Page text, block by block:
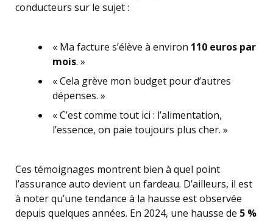
conducteurs sur le sujet :
« Ma facture s’élève à environ 110 euros par
mois. »
« Cela grève mon budget pour d’autres
dépenses. »
« C’est comme tout ici : l’alimentation,
l’essence, on paie toujours plus cher. »
Ces témoignages montrent bien à quel point
l’assurance auto devient un fardeau. D’ailleurs, il est
à noter qu’une tendance à la hausse est observée
depuis quelques années. En 2024, une hausse de 5 %